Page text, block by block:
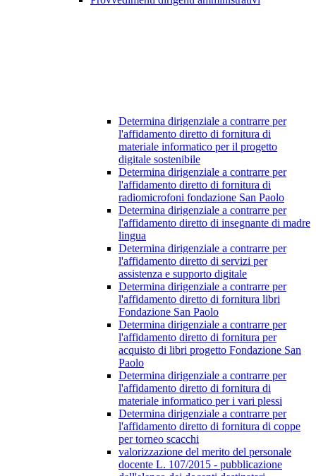
Determina dirigenziale a contrarre per
l'affidamento diretto di fornitura di
materiale informatico per il progetto
digitale sostenibile
Determina dirigenziale a contrarre per
l'affidamento diretto di fornitura di
radiomicrofoni fondazione San Paolo
Determina dirigenziale a contrarre per
l'affidamento diretto di insegnante di madre
lingua
Determina dirigenziale a contrarre per
l'affidamento diretto di servizi per
assistenza e supporto digitale
Determina dirigenziale a contrarre per
l'affidamento diretto di fornitura libri
Fondazione San Paolo
Determina dirigenziale a contrarre per
l'affidamento diretto di fornitura per
acquisto di libri progetto Fondazione San
Paolo
Determina dirigenziale a contrarre per
l'affidamento diretto di fornitura di
materiale informatico per i vari plessi
Determina dirigenziale a contrarre per
l'affidamento diretto di fornitura di coppe
per torneo scacchi
valorizzazione del merito del personale
docente L. 107/2015 - pubblicazione